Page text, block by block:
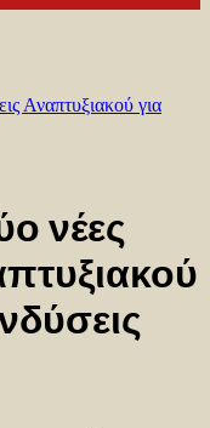
Αναπτυξιακού για
νέες